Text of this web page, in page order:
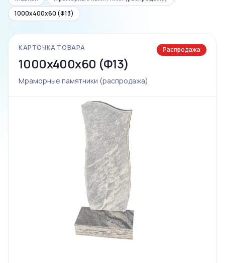
1000x400x60 (Ф13)
КАРТОЧКА ТОВАРА
1000x400x60 (Ф13)
Мраморные памятники (распродажа)
Распродажа